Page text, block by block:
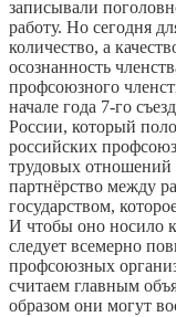
записывали
работу. Но сегодня
количество, а
осознанность
профсоюзного
начале года 7-го
России, который
российских
трудовых отношений
партнёрство между
государством,
И чтобы оно носило
следует всемерно
профсоюзных
считаем главным
образом они могут